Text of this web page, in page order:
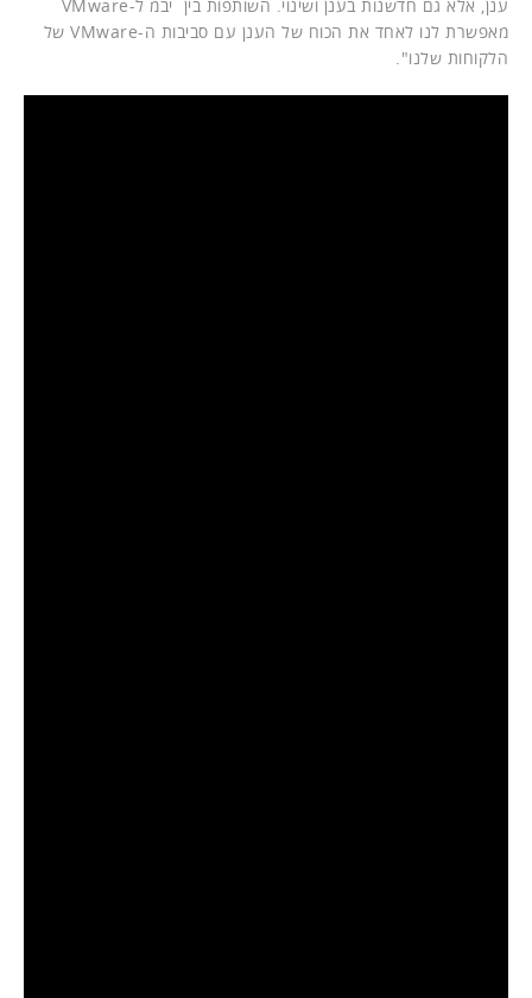
ענן, אלא גם חדשנות בענן ושינוי. השותפות בין יבמ ל-VMware
מאפשרת לנו לאחד את הכוח של הענן עם סביבות ה-VMware של
הלקוחות שלנו".